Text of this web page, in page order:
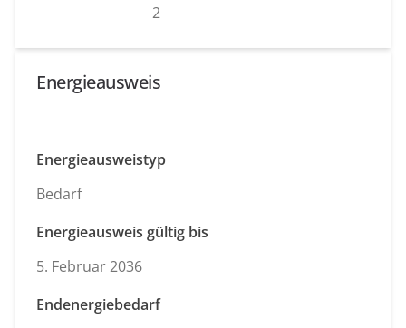
2
Energieausweis
Energieausweistyp
Bedarf
Energieausweis gültig bis
5. Februar 2036
Endenergiebedarf